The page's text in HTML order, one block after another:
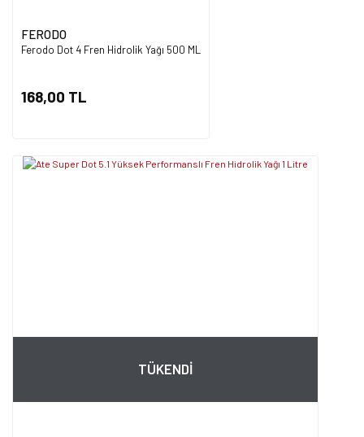
FERODO
Ferodo Dot 4 Fren Hidrolik Yağı 500 ML
168,00 TL
TÜKENDİ